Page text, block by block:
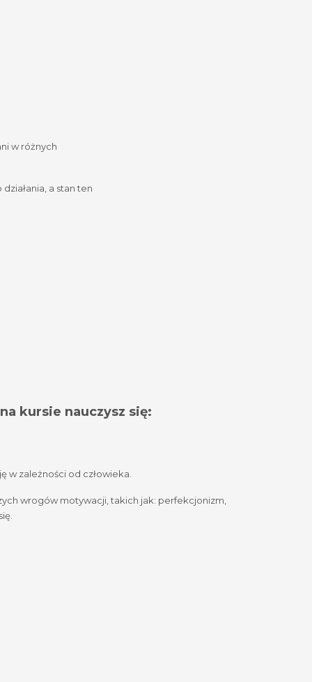
w różnych
a stan ten
kursie nauczysz się:
w zależności od człowieka.
wrogów motywacji, takich jak: perfekcjonizm,